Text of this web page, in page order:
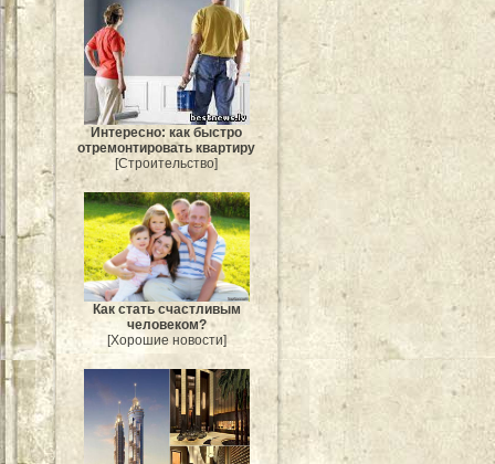
Интересно: как быстро
отремонтировать квартиру
[Строительство]
Как стать счастливым
человеком?
[Хорошие новости]